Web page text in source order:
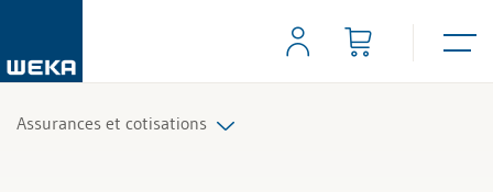
Assurances et cotisations